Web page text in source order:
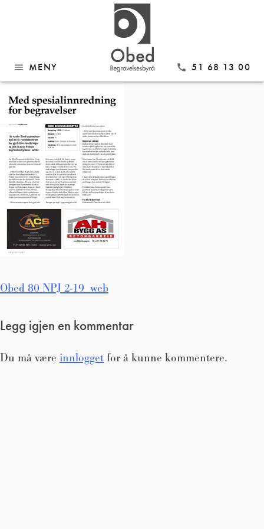
menu MENY call 51 68 13 00
Obed 80 NPJ 2-19_web
Innleggsnavigasjon
Obed 80 NPJ 2-19_web
Legg igjen en kommentar
Du må være innlogget for å kunne kommentere.